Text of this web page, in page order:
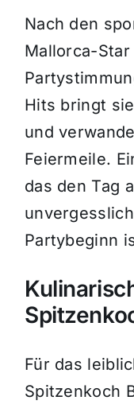
Nach den
Mallorca-
Hits bringt
und
Feiermeile.
das den Tag
Partybeginn
Für das
Spitzenkoch